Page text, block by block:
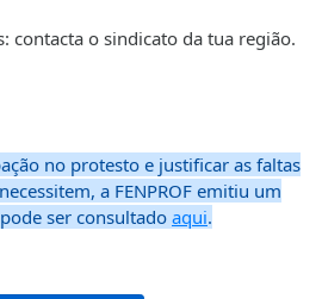
contacta o sindicato da tua região.
no protesto e justificar as faltas
a FENPROF emitiu um
ser consultado aqui.